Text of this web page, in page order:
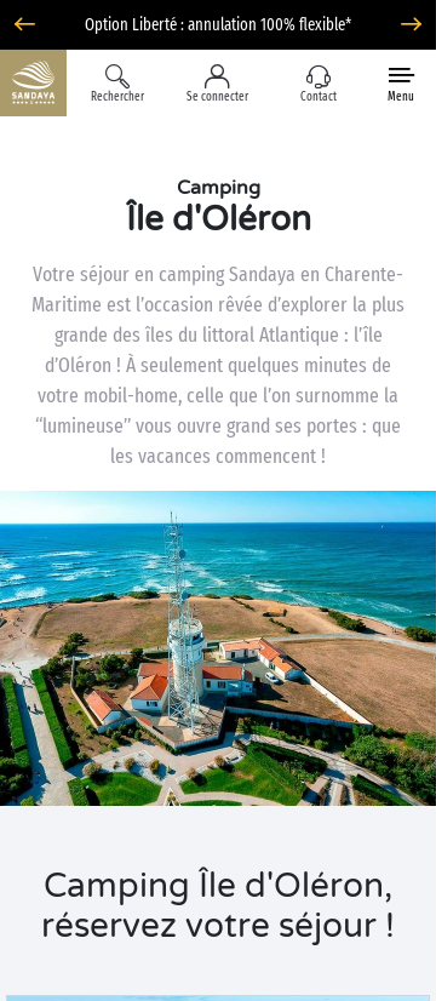
Option Liberté : annulation 100% flexible*
Rechercher Se connecter Contact Menu
Camping
Île d'Oléron
Votre séjour en camping Sandaya en Charente-
Maritime est l’occasion rêvée d’explorer la plus
grande des îles du littoral Atlantique : l’île
d’Oléron ! À seulement quelques minutes de
votre mobil-home, celle que l’on surnomme la
“lumineuse” vous ouvre grand ses portes : que
les vacances commencent !
Camping Île d'Oléron,
réservez votre séjour !